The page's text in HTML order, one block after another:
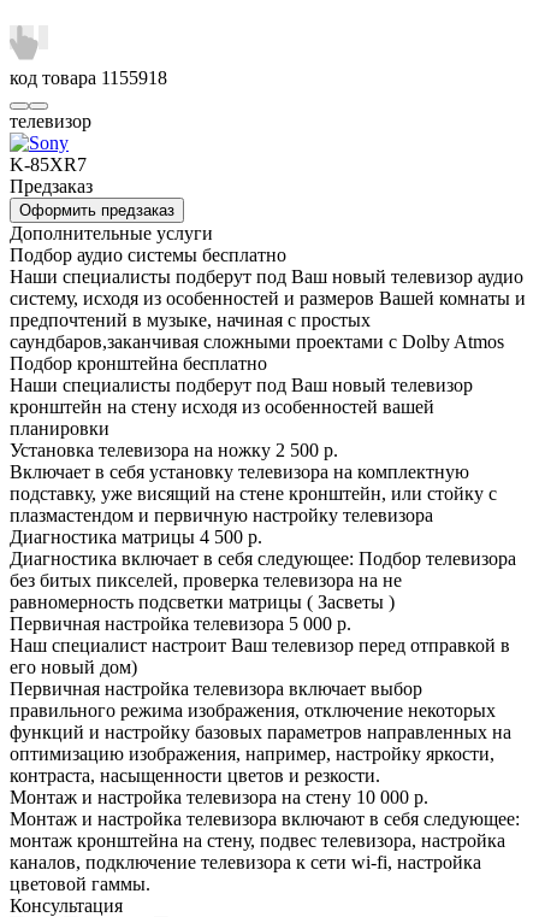
код товара 1155918
телевизор
K-85XR7
Предзаказ
Оформить предзаказ
Дополнительные услуги
Подбор аудио системы бесплатно
Наши специалисты подберут под Ваш новый телевизор аудио
систему, исходя из особенностей и размеров Вашей комнаты и
предпочтений в музыке, начиная с простых
саундбаров,заканчивая сложными проектами с Dolby Atmos
Подбор кронштейна бесплатно
Наши специалисты подберут под Ваш новый телевизор
кронштейн на стену исходя из особенностей вашей
планировки
Установка телевизора на ножку 2 500 р.
Включает в себя установку телевизора на комплектную
подставку, уже висящий на стене кронштейн, или стойку с
плазмастендом и первичную настройку телевизора
Диагностика матрицы 4 500 р.
Диагностика включает в себя следующее: Подбор телевизора
без битых пикселей, проверка телевизора на не
равномерность подсветки матрицы ( Засветы )
Первичная настройка телевизора 5 000 р.
Наш специалист настроит Ваш телевизор перед отправкой в
его новый дом)
Первичная настройка телевизора включает выбор
правильного режима изображения, отключение некоторых
функций и настройку базовых параметров направленных на
оптимизацию изображения, например, настройку яркости,
контраста, насыщенности цветов и резкости.
Монтаж и настройка телевизора на стену 10 000 р.
Монтаж и настройка телевизора включают в себя следующее:
монтаж кронштейна на стену, подвес телевизора, настройка
каналов, подключение телевизора к сети wi-fi, настройка
цветовой гаммы.
Консультация